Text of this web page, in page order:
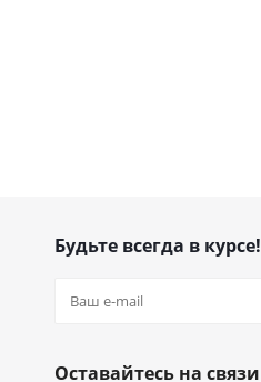
Будьте всегда в курсе!
Оставайтесь на связи